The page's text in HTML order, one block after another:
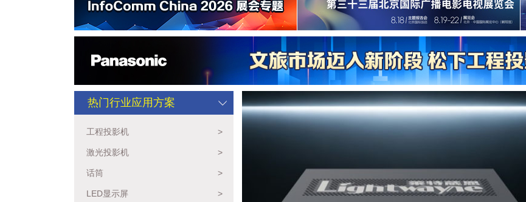
热门行业应用方案
工程投影机 >
激光投影机 >
话筒 >
LED显示屏 >